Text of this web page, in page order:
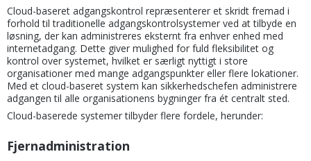
Cloud-baseret adgangskontrol repræsenterer et skridt fremad i
forhold til traditionelle adgangskontrolsystemer ved at tilbyde en
løsning, der kan administreres eksternt fra enhver enhed med
internetadgang. Dette giver mulighed for fuld fleksibilitet og
kontrol over systemet, hvilket er særligt nyttigt i store
organisationer med mange adgangspunkter eller flere lokationer.
Med et cloud-baseret system kan sikkerhedschefen administrere
adgangen til alle organisationens bygninger fra ét centralt sted.
Cloud-baserede systemer tilbyder flere fordele, herunder:
Fjernadministration